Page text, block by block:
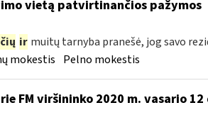
vietą patvirtinančios pažymos
ir muitų tarnyba pranešė, jog savo
mokestis Pelno mokestis
FM viršininko 2020 m. vasario